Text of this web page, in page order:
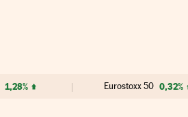
1,28% Eurostoxx 50 0,32%